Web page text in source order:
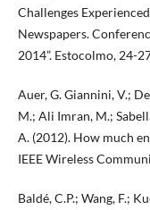
Challenges
Newspapers.
2014”. Estocolmo, 24-
Auer, G. Giannini, V.;
M.; Ali Imran, M.;
A. (2012). How much
IEEE Wireless
Baldé, C.P.; Wang, F.;